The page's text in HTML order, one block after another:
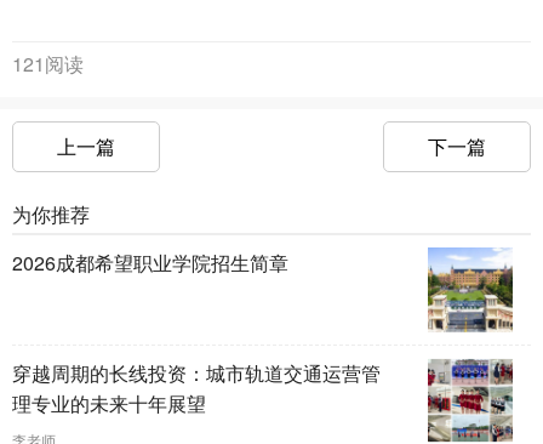
121阅读
上一篇 下一篇
为你推荐
2026成都希望职业学院招生简章
穿越周期的长线投资：城市轨道交通运营管
理专业的未来十年展望